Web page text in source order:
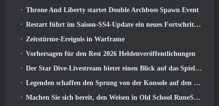
Throne And Liberty startet Double Archboss Spawn Event
Restart führt im Saison-SS4-Update ein neues Fortschrittssystem ein
Zeitstürme-Ereignis in Warframe
Vorhersagen für den Rest 2026 Heldenveröffentlichungen
Der Star Dive-Livestream bietet einen Blick auf das Spiel in Aktion vor der Veröffentlichung
Legenden schaffen den Sprung von der Konsole auf den PC
Machen Sie sich bereit, den Weisen in Old School RuneScape’s Leagues VI aus dem Käfig zu retten: Dämonische Pakte